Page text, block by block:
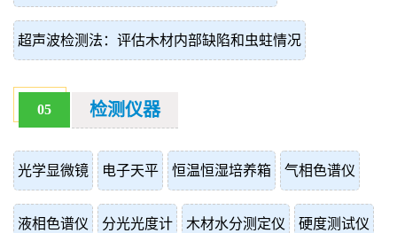
超声波检测法：评估木材内部缺陷和虫蛀情况
05 检测仪器
光学显微镜 电子天平 恒温恒湿培养箱 气相色谱仪
液相色谱仪 分光光度计 木材水分测定仪 硬度测试仪